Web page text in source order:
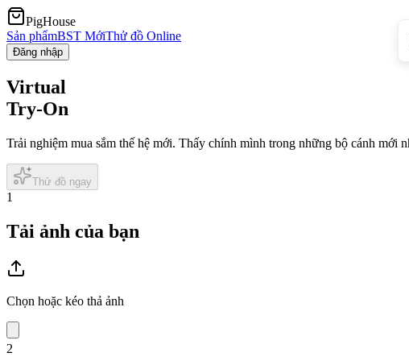
PigHouse
Sản phẩmBST MớiThử đồ Online
Đăng nhập
Virtual
Try-On
Trải nghiệm mua sắm thế hệ mới. Thấy chính mình trong những bộ cánh mới
Thử đồ ngay
1
Tải ảnh của bạn
Chọn hoặc kéo thả ảnh
2